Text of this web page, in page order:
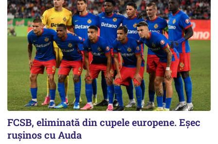
FCSB, eliminată din cupele europene. Eşec
ruşinos cu Auda